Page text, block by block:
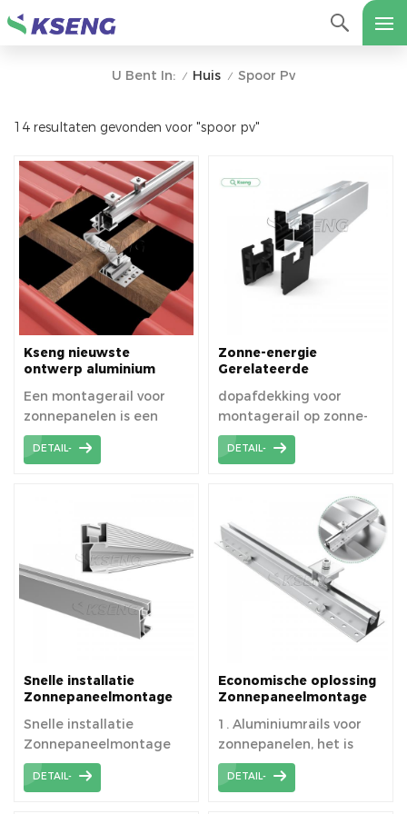
U Bent In: / Huis / Spoor Pv
14 resultaten gevonden voor "spoor pv"
Kseng nieuwste
ontwerp aluminium
zonnepanelen
Een montagerail voor
zonnepanelen is een
veelzijdige en robuuste
draagstructuur die de
maakt om de
energieopbrengst te
maximaliseren.
DETAIL-
Zonne-energie
Gerelateerde
eindkap
dopafdekking voor
montagerail op zonne-
energie
DETAIL-
Snelle installatie
Zonnepaneelmontage
zonnedakmontagesysteem
Snelle installatie
Zonnepaneelmontage
Aluminium rail
DETAIL-
Economische oplossing
Zonnepaneelmontage
Metalen dakmontage
Tussenklem Eindklem
Zonne-minirail
1. Aluminiumrails voor
zonnepanelen, het is
licht van gewicht en
goedkoop, kan op
DETAIL-